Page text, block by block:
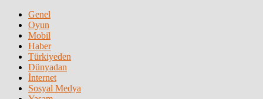
Genel
Oyun
Mobil
Haber
Türkiyeden
Dünyadan
İnternet
Sosyal Medya